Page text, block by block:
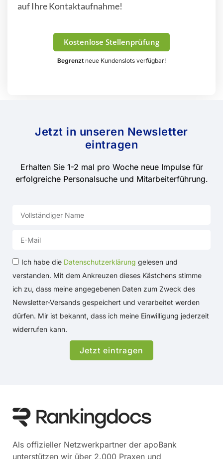
auf Ihre Kontaktaufnahme!
Kostenlose Stellenprüfung
Begrenzt neue Kundenslots verfügbar!
Jetzt in unseren Newsletter
eintragen
Erhalten Sie 1-2 mal pro Woche neue Impulse für
erfolgreiche Personalsuche und Mitarbeiterführung.
Ich habe die Datenschutzerklärung gelesen und
verstanden. Mit dem Ankreuzen dieses Kästchens stimme
ich zu, dass meine angegebenen Daten zum Zweck des
Newsletter-Versands gespeichert und verarbeitet werden
dürfen. Mir ist bekannt, dass ich meine Einwilligung jederzeit
widerrufen kann.
Jetzt eintragen
Als offizieller Netzwerkpartner der apoBank
unterstützen wir über 2.000 Praxen und